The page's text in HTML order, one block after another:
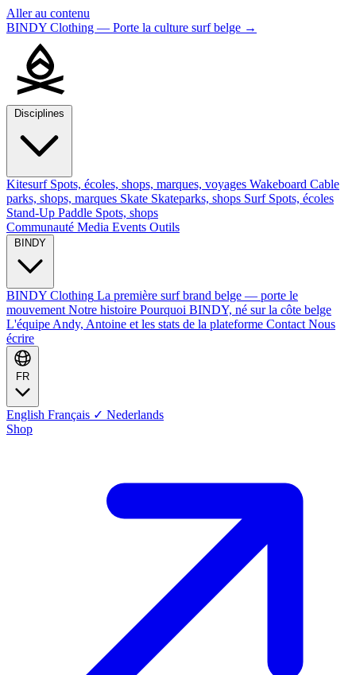
Aller au contenu
BINDY Clothing — Porte la culture surf belge →
Kitesurf Spots, écoles, shops, marques, voyages Wakeboard Cable
parks, shops, marques Skate Skateparks, shops Surf Spots, écoles
Stand-Up Paddle Spots, shops
Communauté Media Events Outils
BINDY Clothing La première surf brand belge — porte le
mouvement Notre histoire Pourquoi BINDY, né sur la côte belge
L'équipe Andy, Antoine et les stats de la plateforme Contact Nous
écrire
English Français ✓ Nederlands
Shop